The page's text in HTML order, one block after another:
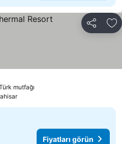
Paylaş
mutfağı
Fiyatları görün